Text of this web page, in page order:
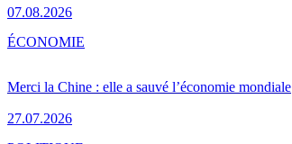
07.08.2026
Merci la Chine : elle a sauvé l’économie mondiale
27.07.2026
ÉCONOMIE